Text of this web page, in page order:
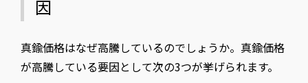
因
真鍮価格はなぜ高騰しているのでしょうか。真鍮価格
が高騰している要因として次の3つが挙げられます。